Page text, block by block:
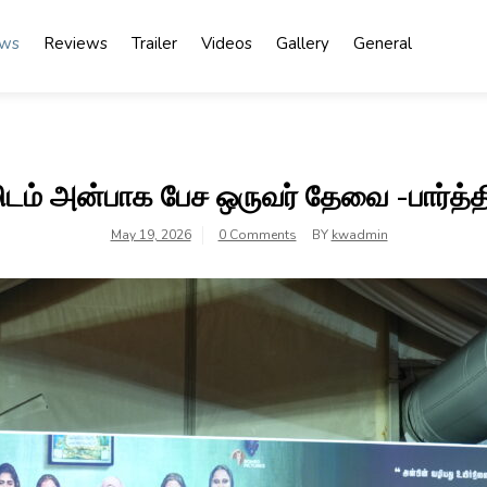
Reviews Trailer Videos Gallery General
அன்பாக பேச ஒருவர் தேவை -
May 19, 2026 0 Comments BY kwadmin